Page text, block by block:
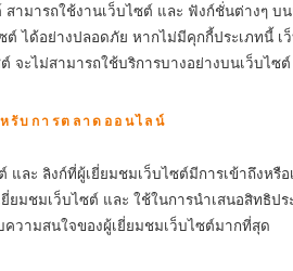
มารถใช้งานเว็บไซต์ และ ฟังก์ชั่นต่างๆ บน
ต์ ได้อย่างปลอดภัย หากไม่มีคุกกี้ประเภทนี้
จะไม่สามารถใช้บริการบางอย่างบนเว็บไซ
รับการตลาดออนไลน์
ละ ลิงก์ที่ผู้เยี่ยมชมเว็บไซต์มีการเข้าถึงหรื
ยมชมเว็บไซต์ และ ใช้ในการนำเสนอสิทธิป
วามสนใจของผู้เยี่ยมชมเว็บไซต์มากที่สุด